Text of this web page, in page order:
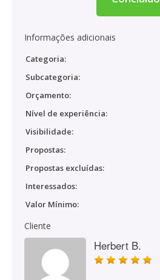
Informações adicionais
Categoria:
Subcategoria:
Orçamento:
Nível de experiência:
Visibilidade:
Propostas:
Propostas excluídas:
Interessados:
Valor Mínimo:
Cliente
Herbert B.